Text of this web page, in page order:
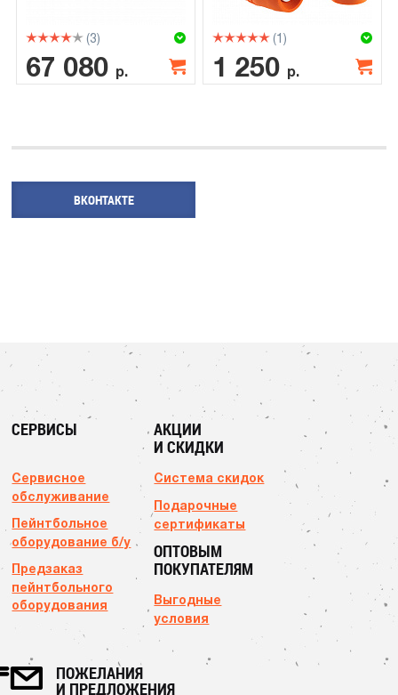
(3)
67 080 р.
(1)
1 250 р.
ВКОНТАКТЕ
СЕРВИСЫ
Сервисное
обслуживание
Пейнтбольное
оборудование б/у
Предзаказ
пейнтбольного
оборудования
АКЦИИ
И СКИДКИ
Система скидок
Подарочные
сертификаты
ОПТОВЫМ
ПОКУПАТЕЛЯМ
Выгодные
условия
ПОЖЕЛАНИЯ
И ПРЕДЛОЖЕНИЯ